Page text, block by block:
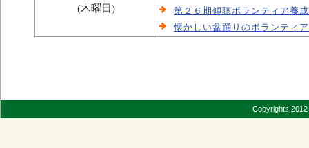
(木曜日)
第２６期傾聴ボランティア養
懐かしい盆踊りのボランティ
Copyrights